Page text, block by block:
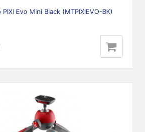
Evo Mini Black (MTPIXIEVO-BK)